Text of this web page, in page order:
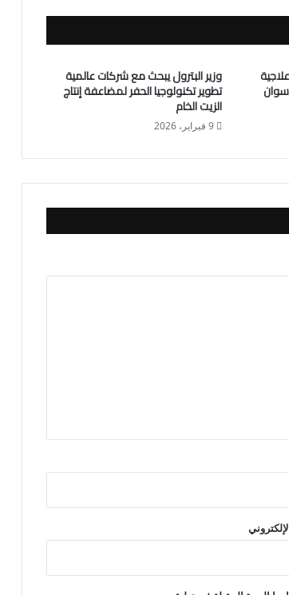
وزير البترول يبحث مع شركات عالمية
تطوير تكنولوجيا الحفر لمضاعفة إنتاج
الزيت الخام
9 فبراير، 2026